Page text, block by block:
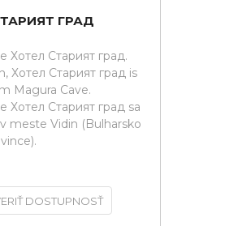
ГРАД
Хотел Старият град.
Хотел Старият град is
Magura Cave.
Хотел Старият град sa
meste Vidin (Bulharsko
DOSTUPNOSŤ